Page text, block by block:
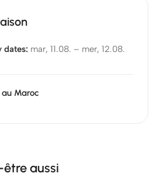
dates: mar, 11.08. – mer, 12.08.
au Maroc
aussi